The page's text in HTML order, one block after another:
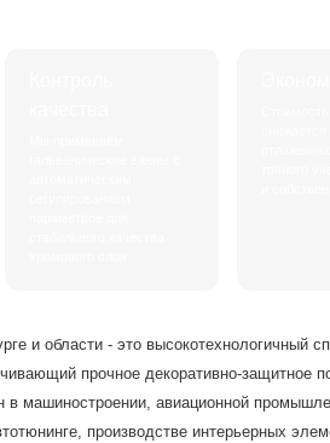
и области - это высокотехнологичный
прочное декоративно-защитное
в машиностроении, авиационной
производстве интерьерных